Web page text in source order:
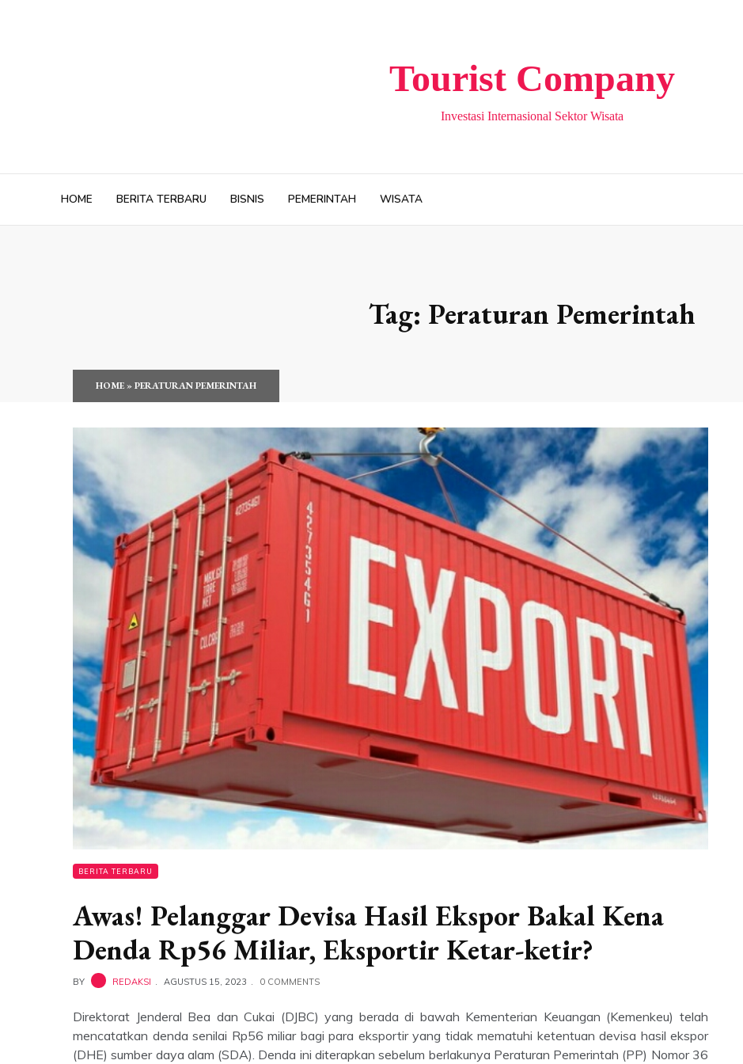
Tourist Company
Investasi Internasional Sektor Wisata
HOME BERITA TERBARU BISNIS PEMERINTAH WISATA
Tag: Peraturan Pemerintah
HOME»PERATURAN PEMERINTAH
BERITA TERBARU
Awas! Pelanggar Devisa Hasil Ekspor Bakal Kena
Denda Rp56 Miliar, Eksportir Ketar-ketir?
BY REDAKSI AGUSTUS 15, 2023 0 COMMENTS
Direktorat Jenderal Bea dan Cukai (DJBC) yang berada di bawah Kementerian Keuangan (Kemenkeu) telah
mencatatkan denda senilai Rp56 miliar bagi para eksportir yang tidak mematuhi ketentuan devisa hasil ekspor
(DHE) sumber daya alam (SDA). Denda ini diterapkan sebelum berlakunya Peraturan Pemerintah (PP) Nomor 36